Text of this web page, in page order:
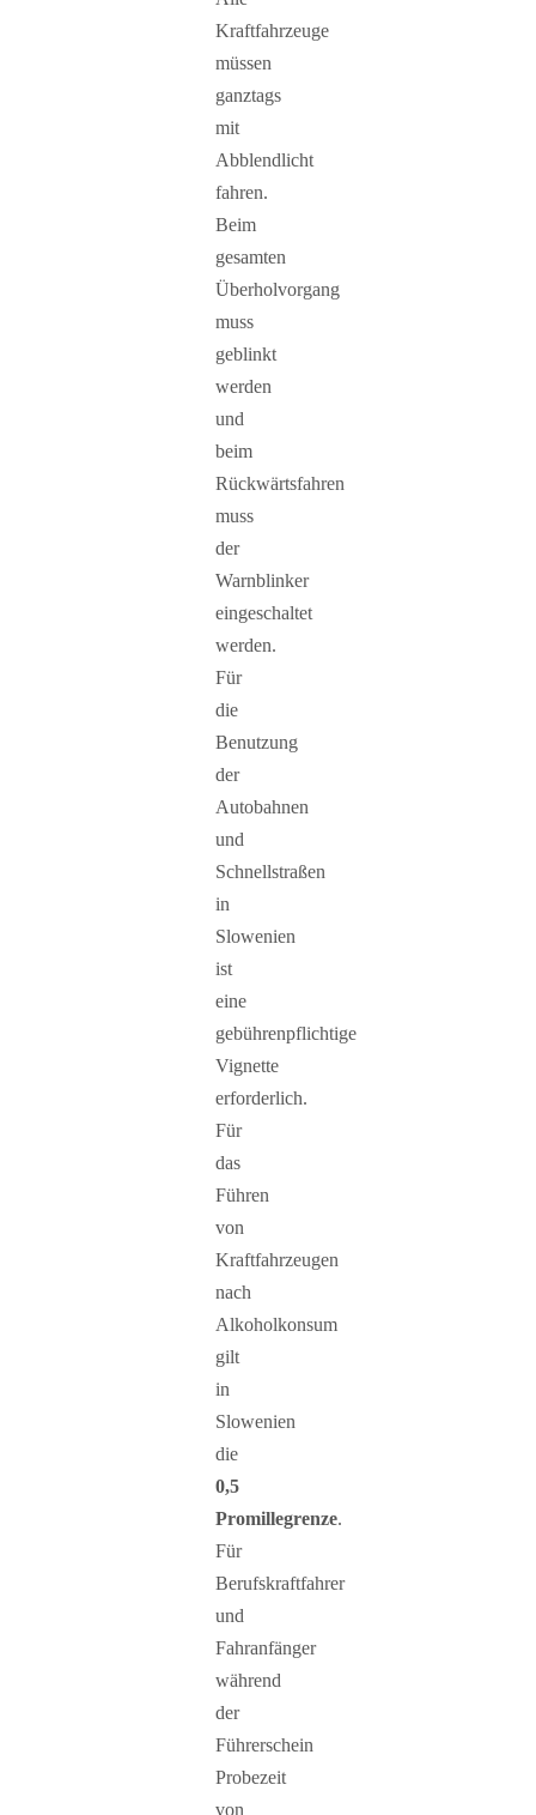
Kraftfahrzeuge
müssen
ganztags
mit
Abblendlicht
fahren.
Beim
gesamten
Überholvorgang
muss
geblinkt
werden
und
beim
Rückwärtsfahren
muss
der
Warnblinker
eingeschaltet
werden.
Für
die
Benutzung
der
Autobahnen
und
Schnellstraßen
in
Slowenien
ist
eine
gebührenpflichtige
Vignette
erforderlich.
Für
das
Führen
von
Kraftfahrzeugen
nach
Alkoholkonsum
gilt
in
Slowenien
die
0,5
Promillegrenze.
Für
Berufskraftfahrer
und
Fahranfänger
während
der
Führerschein
Probezeit
von